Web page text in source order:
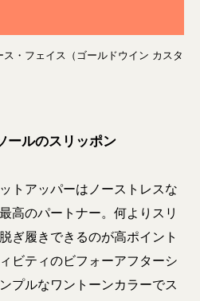
・フェイス（ゴールドウイン カスタ
ールのスリッポン
トアッパーはノーストレスな
高のパートナー。何よりスリ
ぎ履きできるのが高ポイント
ビティのビフォーアフターシ
プルなワントーンカラーでス